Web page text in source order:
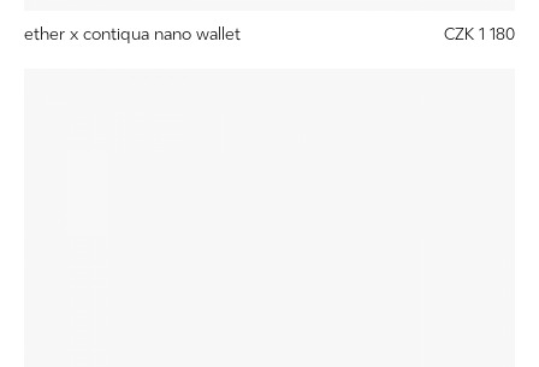
ether x contiqua nano wallet CZK 1 180